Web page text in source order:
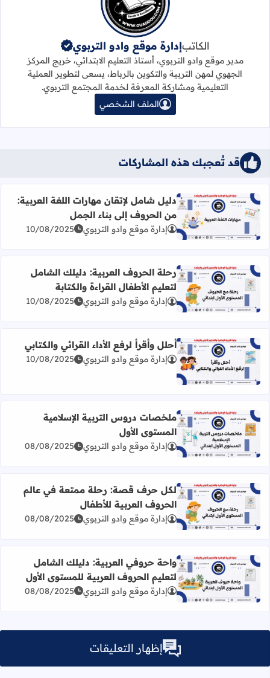
الكاتبإدارة موقع وادو التربوي
مدير موقع وادو التربوي، أستاذ التعليم الابتدائي، خريج المركز
الجهوي لمهن التربية والتكوين بالرباط، يسعى لتطوير العملية
التعليمية ومشاركة المعرفة لخدمة المجتمع التربوي.
الملف الشخصي
قد تُعجبك هذه المشاركات
اقرأ المزيد عن دليل شامل لإتقان مهارات اللغة العربية: من
دليل شامل لإتقان مهارات اللغة العربية:
من الحروف إلى بناء الجمل
إدارة موقع وادو التربوي 10/08/2025
اقرأ المزيد عن رحلة الحروف العربية: دليلك الشامل لتعليم
رحلة الحروف العربية: دليلك الشامل
لتعليم الأطفال القراءة والكتابة
إدارة موقع وادو التربوي 10/08/2025
اقرأ المزيد عن أحلل وأقرأ لرفع الأداء القرائي والكتابي
أحلل وأقرأ لرفع الأداء القرائي والكتابي
إدارة موقع وادو التربوي 10/08/2025
اقرأ المزيد عن ملخصات دروس التربية الإسلامية المستوى
ملخصات دروس التربية الإسلامية
المستوى الأول
إدارة موقع وادو التربوي 08/08/2025
اقرأ المزيد عن لكل حرف قصة: رحلة ممتعة في عالم الحروف
لكل حرف قصة: رحلة ممتعة في عالم
الحروف العربية للأطفال
إدارة موقع وادو التربوي 08/08/2025
اقرأ المزيد عن واحة حروفي العربية: دليلك الشامل لتعليم
واحة حروفي العربية: دليلك الشامل
لتعليم الحروف العربية للمستوى الأول
إدارة موقع وادو التربوي 08/08/2025
إظهار التعليقات